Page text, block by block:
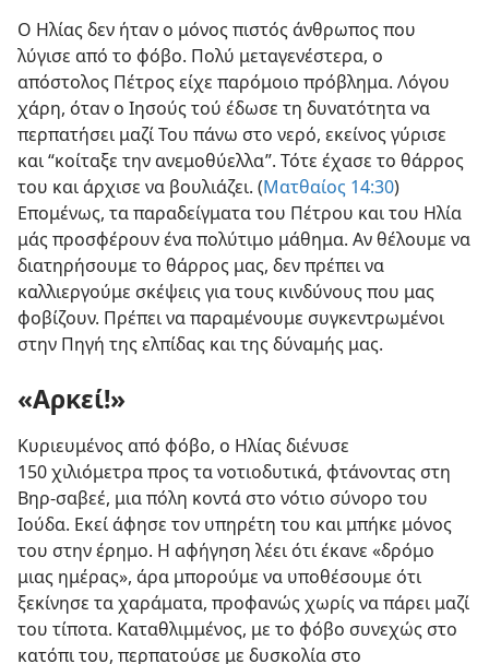
Ο Ηλίας δεν ήταν ο μόνος πιστός άνθρωπος που
λύγισε από το φόβο. Πολύ μεταγενέστερα, ο
απόστολος Πέτρος είχε παρόμοιο πρόβλημα. Λόγου
χάρη, όταν ο Ιησούς τού έδωσε τη δυνατότητα να
περπατήσει μαζί Του πάνω στο νερό, εκείνος γύρισε
και “κοίταξε την ανεμοθύελλα”. Τότε έχασε το θάρρος
του και άρχισε να βουλιάζει. (Ματθαίος 14:30)
Επομένως, τα παραδείγματα του Πέτρου και του Ηλία
μάς προσφέρουν ένα πολύτιμο μάθημα. Αν θέλουμε να
διατηρήσουμε το θάρρος μας, δεν πρέπει να
καλλιεργούμε σκέψεις για τους κινδύνους που μας
φοβίζουν. Πρέπει να παραμένουμε συγκεντρωμένοι
στην Πηγή της ελπίδας και της δύναμής μας.
«Αρκεί!»
Κυριευμένος από φόβο, ο Ηλίας διένυσε
150 χιλιόμετρα προς τα νοτιοδυτικά, φτάνοντας στη
Βηρ-σαβεέ, μια πόλη κοντά στο νότιο σύνορο του
Ιούδα. Εκεί άφησε τον υπηρέτη του και μπήκε μόνος
του στην έρημο. Η αφήγηση λέει ότι έκανε «δρόμο
μιας ημέρας», άρα μπορούμε να υποθέσουμε ότι
ξεκίνησε τα χαράματα, προφανώς χωρίς να πάρει μαζί
του τίποτα. Καταθλιμμένος, με το φόβο συνεχώς στο
κατόπι του, περπατούσε με δυσκολία στο